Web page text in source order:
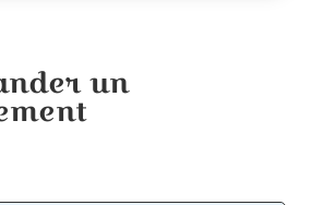
un